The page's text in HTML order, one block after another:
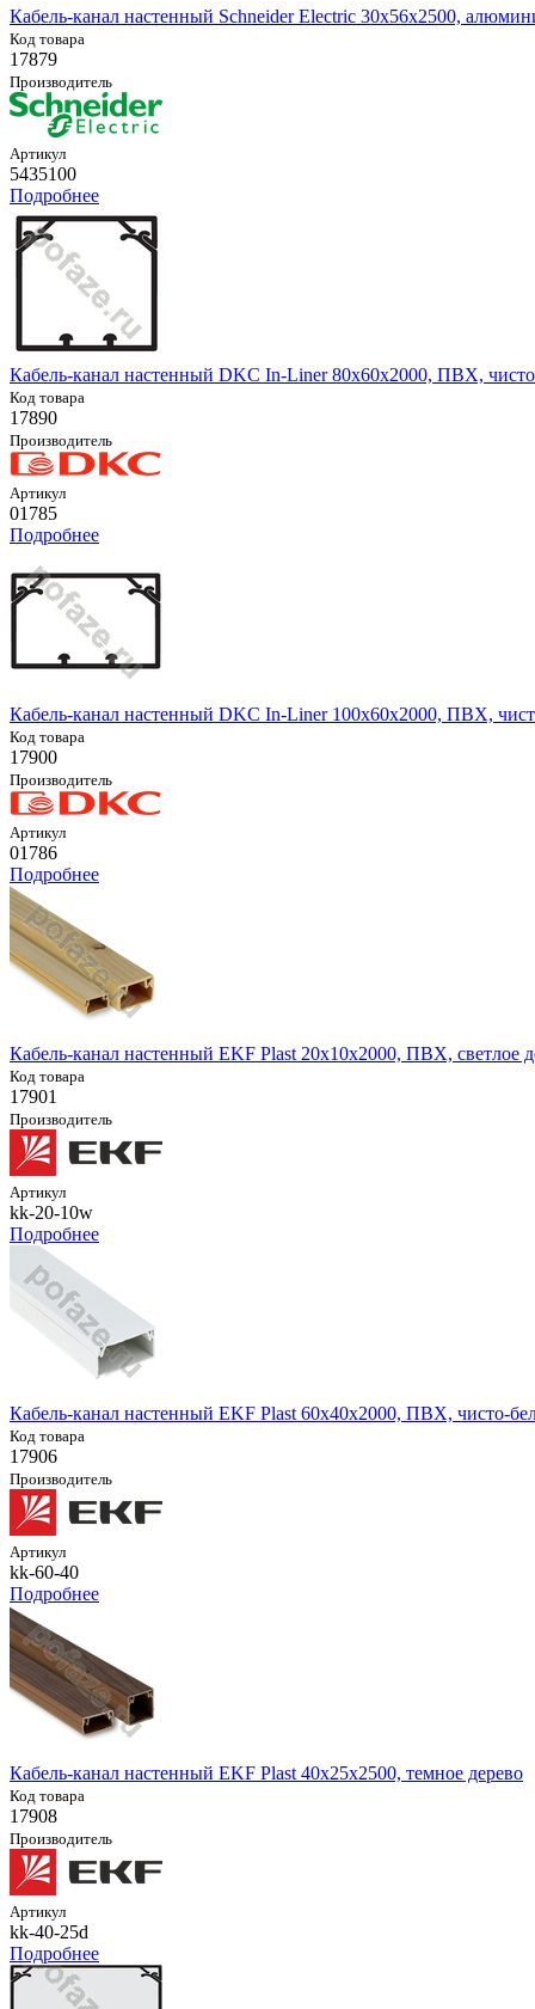
Кабель-канал настенный Schneider Electric 30х56х2500,
Код товара
17879
Производитель
Артикул
5435100
Подробнее
Кабель-канал настенный DKC In-Liner 80х60х2000, ПВХ,
Код товара
17890
Производитель
Артикул
01785
Подробнее
Кабель-канал настенный DKC In-Liner 100х60х2000, ПВХ,
Код товара
17900
Производитель
Артикул
01786
Подробнее
Кабель-канал настенный EKF Plast 20х10х2000, ПВХ, светлое
Код товара
17901
Производитель
Артикул
kk-20-10w
Подробнее
Кабель-канал настенный EKF Plast 60х40х2000, ПВХ, чисто-
Код товара
17906
Производитель
Артикул
kk-60-40
Подробнее
Кабель-канал настенный EKF Plast 40х25х2500, темное дерево
Код товара
17908
Производитель
Артикул
kk-40-25d
Подробнее